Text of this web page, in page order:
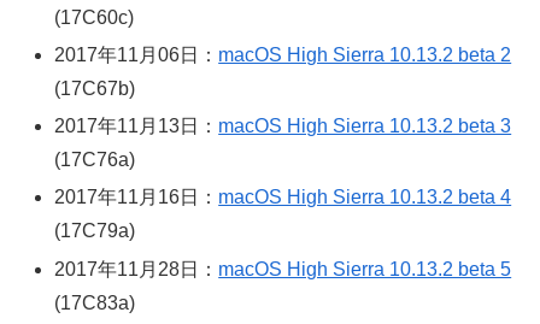
(17C60c)
2017年11月06日： macOS High Sierra 10.13.2 beta 2
(17C67b)
2017年11月13日： macOS High Sierra 10.13.2 beta 3
(17C76a)
2017年11月16日： macOS High Sierra 10.13.2 beta 4
(17C79a)
2017年11月28日： macOS High Sierra 10.13.2 beta 5
(17C83a)